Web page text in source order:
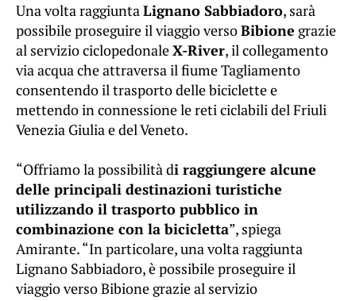
Una volta raggiuntaLignano Sabbiadoro, sarà
possibile proseguire il viaggio versoBibione grazie
al servizio ciclopedonaleX-River, il collegamento
via acqua che attraversa il fiume Tagliamento
consentendo il trasporto delle biciclette e
mettendo in connessione le reti ciclabili del Friuli
Venezia Giulia e del Veneto.
“Offriamo la possibilità di raggiungere alcune
delle principali destinazioni turistiche
utilizzando il trasporto pubblico in
combinazione con la bicicletta”, spiega
Amirante. “In particolare, una volta raggiunta
Lignano Sabbiadoro, è possibile proseguire il
viaggio verso Bibione grazie al servizio